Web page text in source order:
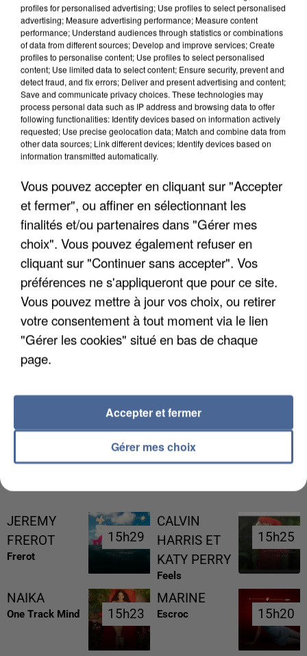
UN SECOND CADRE DE LA DZ MAFIA
INTERPELLÉ EN ALGÉRIE
UNE TOURISTE DE L’OISE EMPORTÉE PAR UNE
COULÉE DE BOUE EN HAUTE-SAVOIE
JEREMY
FREROT
Frerot
15h29
15h29
CALVIN
HARRIS ET
KATY PERRY
Feels
15h25
15h25
NAIKA
One Track Mind 15h23
15h23
MARINE
Escroc 15h20
15h20
profiles for personalised advertising; Use profiles to select personalised
advertising; Measure advertising performance; Measure content
performance; Understand audiences through statistics or combinations
of data from different sources; Develop and improve services; Create
profiles to personalise content; Use profiles to select personalised
content; Use limited data to select content; Ensure security, prevent and
detect fraud, and fix errors; Deliver and present advertising and content;
Save and communicate privacy choices. These technologies may
process personal data such as IP address and browsing data to offer
following functionalities: Identify devices based on information actively
requested; Use precise geolocation data; Match and combine data from
other data sources; Link different devices; Identify devices based on
information transmitted automatically.
Vous pouvez accepter en cliquant sur "Accepter
et fermer", ou affiner en sélectionnant les
finalités et/ou partenaires dans "Gérer mes
choix". Vous pouvez également refuser en
cliquant sur "Continuer sans accepter". Vos
préférences ne s'appliqueront que pour ce site.
Vous pouvez mettre à jour vos choix, ou retirer
votre consentement à tout moment via le lien
"Gérer les cookies" situé en bas de chaque
page.
Gérer mes choix
Accepter et fermer